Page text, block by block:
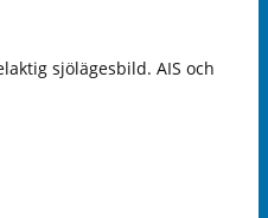
sjölägesbild. AIS och